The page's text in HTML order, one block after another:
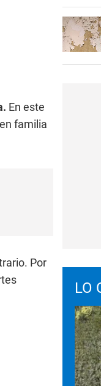
En este
familia
Por
LO